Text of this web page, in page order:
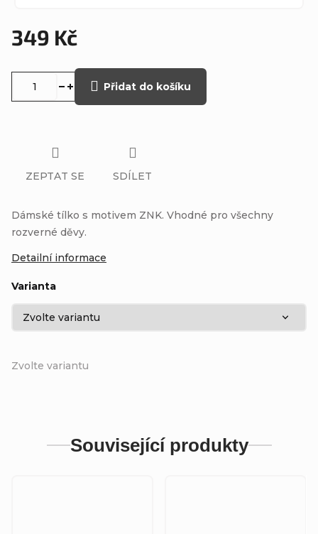
349 Kč
Zvolte variantu
Varianta
Přidat do košíku
Dámské tílko s motivem ZNK. Vhodné pro všechny
rozverné děvy.
Detailní informace
ZEPTAT SE SDÍLET
Související produkty